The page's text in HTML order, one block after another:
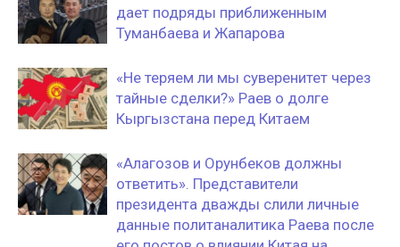
дает подряды приближенным
Туманбаева и Жапарова
«Не теряем ли мы суверенитет через
тайные сделки?» Раев о долге
Кыргызстана перед Китаем
«Алагозов и Орунбеков должны
ответить». Представители
президента дважды слили личные
данные политаналитика Раева после